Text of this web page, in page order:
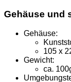
Gehäuse und
Gehäuse:
105 x
Gewicht:
ca.